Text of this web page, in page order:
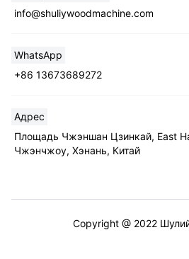
info@shuliywoodmachine.com
WhatsApp
+86 13673689272
Адрес
Площадь Чжэншан Цзинкай, East
Чжэнчжоу, Хэнань, Китай
Copyright @ 2022